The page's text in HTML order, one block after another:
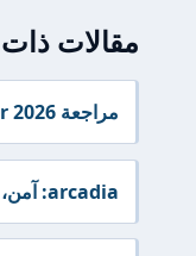
مقالات
مراجعة acer 2026: التنظيم، الأمان والمخاطر
arcadia: آمن، شرعي أم احتيال؟ (2026)